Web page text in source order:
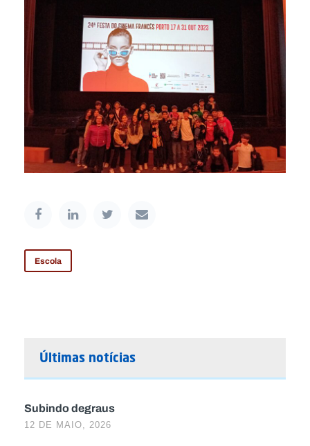
Escola
Últimas notícias
Subindo degraus
12 DE MAIO, 2026